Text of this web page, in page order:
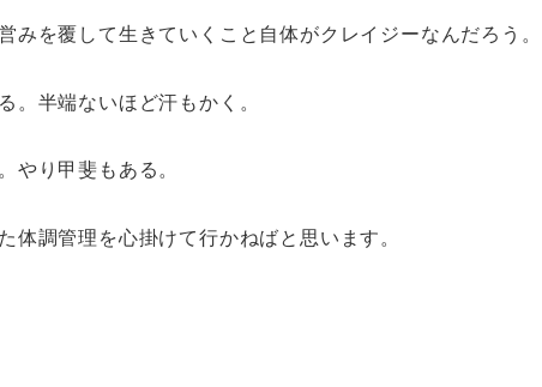
みを覆して生きていくこと自体がクレイジーなんだろう。
。半端ないほど汗もかく。
やり甲斐もある。
体調管理を心掛けて行かねばと思います。